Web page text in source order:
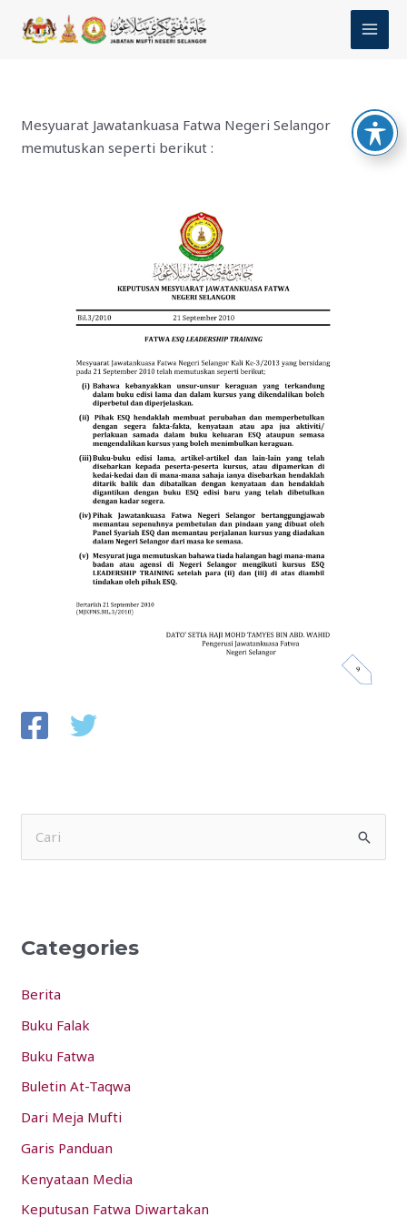
Mesyuarat Jawatankuasa Fatwa Negeri Selangor
memutuskan seperti berikut :
c
f
o
r
:
Categories
Berita
Buku Falak
Buku Fatwa
Buletin At-Taqwa
Dari Meja Mufti
Garis Panduan
Kenyataan Media
Keputusan Fatwa Diwartakan